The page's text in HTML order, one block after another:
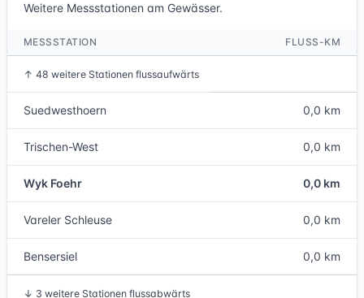
Weitere Messstationen am Gewässer.
MESSSTATION FLUSS-KM
↑ 48 weitere Stationen flussaufwärts
Suedwesthoern 0,0 km
Trischen-West 0,0 km
Wyk Foehr 0,0 km
Vareler Schleuse 0,0 km
Bensersiel 0,0 km
↓ 3 weitere Stationen flussabwärts